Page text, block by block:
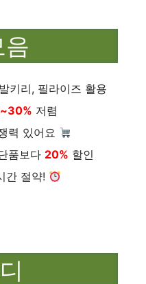
음
키리, 필라이즈 활용
저렴
력 있어요
품보다 20% 할인
간 절약!